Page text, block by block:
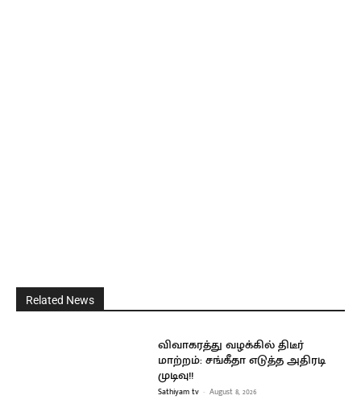
Related News
விவாகரத்து வழக்கில் திடீர்
மாற்றம்: சங்கீதா எடுத்த அதிரடி
முடிவு!!
Sathiyam tv - August 8, 2026